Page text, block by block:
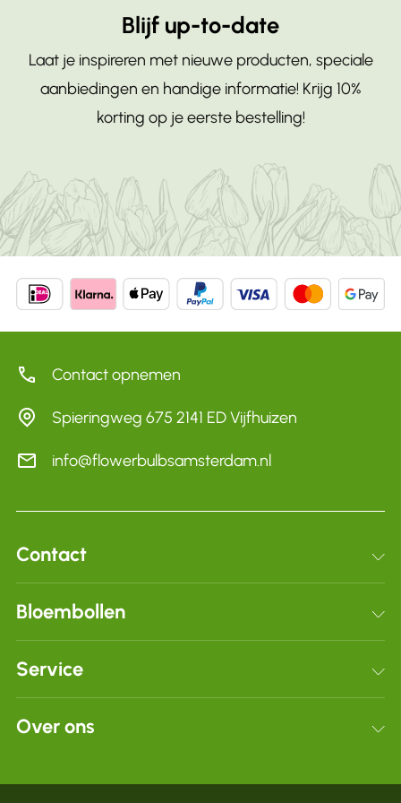
gas dat vrijkomt bij rijpend fruit schadelijk kan
zijn voor de bollen.
voor specifieke plantinstructies.
en volg de plantinstructies. Houd er rekening
meer zorg en water nodig hebben dan
bloembollen in de grond.
Blijf up-to-date
Laat je inspireren met nieuwe producten, speciale
aanbiedingen en handige informatie! Krijg 10%
korting op je eerste bestelling!
Bloembollen
Bloembollen
Dahlia’s
Voordeelpakketten
Service
Verzenden & retourneren
Algemene voorwaarden
Over ons
Contact
Schrijf je in voor onze nieuwsbrief
Contact opnemen
Spieringweg 675 2141 ED Vijfhuizen
info@flowerbulbsamsterdam.nl